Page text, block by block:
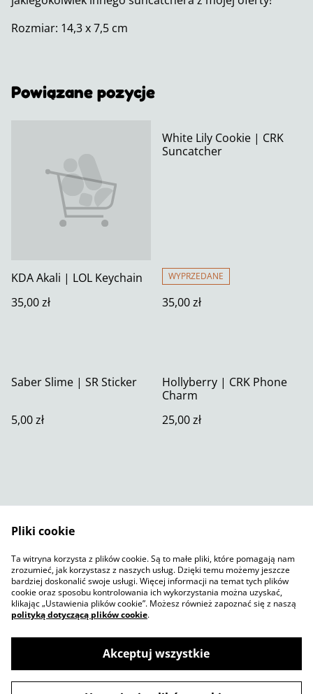
Rozmiar: 14,3 x 7,5 cm
Powiązane pozycje
KDA Akali | LOL Keychain
35,00 zł
White Lily Cookie | CRK
Suncatcher
WYPRZEDANE
35,00 zł
Saber Slime | SR Sticker
5,00 zł
Hollyberry | CRK Phone
Charm
25,00 zł
Polityka prywatności
SumUp
Polityka plików cookie
©2026Jelly Sketch Shop
Pliki cookie
Ta witryna korzysta z plików cookie. Są to małe pliki, które pomagają nam
zrozumieć, jak korzystasz z naszych usług. Dzięki temu możemy jeszcze
bardziej doskonalić swoje usługi. Więcej informacji na temat tych plików
cookie oraz sposobu kontrolowania ich wykorzystania można uzyskać,
klikając „Ustawienia plików cookie”. Możesz również zapoznać się z naszą
polityką dotyczącą plików cookie.
Akceptuj wszystkie